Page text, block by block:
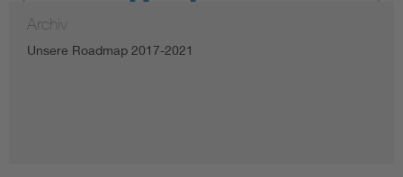
Archiv
Unsere Roadmap 2017-2021